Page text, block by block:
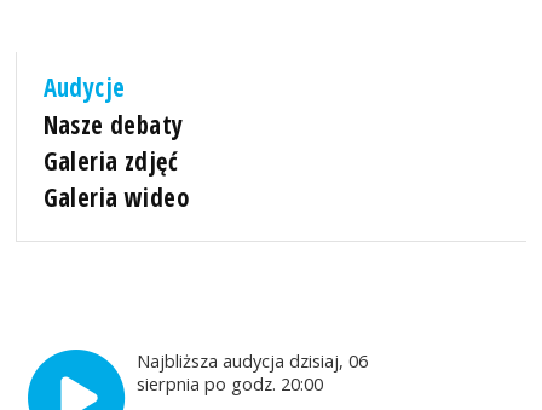
Audycje
Nasze debaty
Galeria zdjęć
Galeria wideo
Najbliższa audycja dzisiaj, 06
sierpnia po godz. 20:00